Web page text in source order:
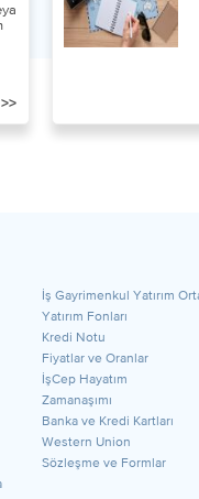
​İş Gayrimenkul Yatırım
Yatırım Fonları
Kredi Notu
Fiyatlar ve Oranlar
İşCep Hayatım
Zamanaşımı
Banka ve Kredi Kartları
Western Union
Sözleşme ve Formlar